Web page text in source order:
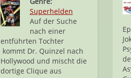
Superhelden
Auf der Suche
nach einer
entführten Tochter
kommt Dr. Quinzel nach
Hollywood und mischt die
dortige Clique aus